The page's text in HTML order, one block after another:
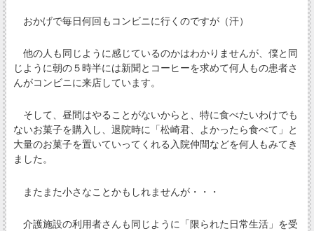
おかげで毎日何回もコンビニに行くのですが（汗）
他の人も同じように感じているのかはわかりませんが、僕と同
じように朝の５時半には新聞とコーヒーを求めて何人もの患者さ
んがコンビニに来店しています。
そして、昼間はやることがないからと、特に食べたいわけでも
ないお菓子を購入し、退院時に「松崎君、よかったら食べて」と
大量のお菓子を置いていってくれる入院仲間などを何人もみてき
ました。
またまた小さなことかもしれませんが・・・
介護施設の利用者さんも同じように「限られた日常生活」を受